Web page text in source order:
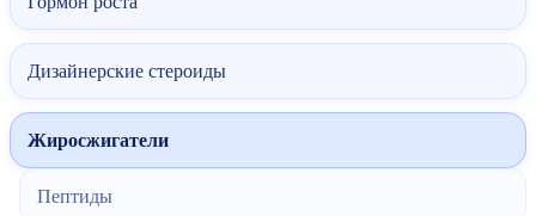
Дизайнерские стероиды
Жиросжигатели
Пептиды